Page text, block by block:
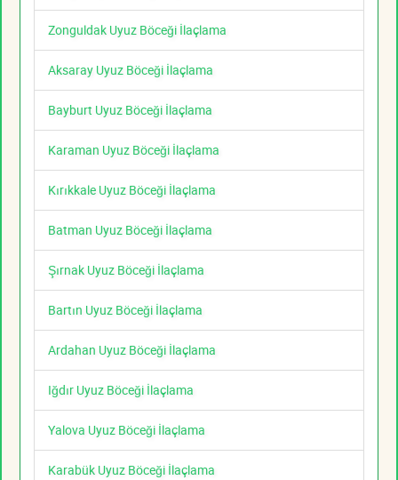
Zonguldak Uyuz Böceği İlaçlama
Aksaray Uyuz Böceği İlaçlama
Bayburt Uyuz Böceği İlaçlama
Karaman Uyuz Böceği İlaçlama
Kırıkkale Uyuz Böceği İlaçlama
Batman Uyuz Böceği İlaçlama
Şırnak Uyuz Böceği İlaçlama
Bartın Uyuz Böceği İlaçlama
Ardahan Uyuz Böceği İlaçlama
Iğdır Uyuz Böceği İlaçlama
Yalova Uyuz Böceği İlaçlama
Karabük Uyuz Böceği İlaçlama